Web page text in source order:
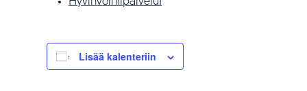
Lisää kalenteriin